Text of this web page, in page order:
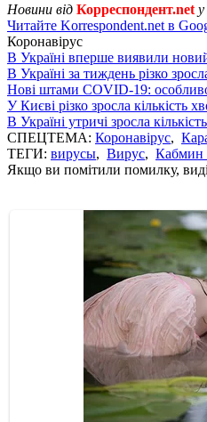
Новини від Корреспондент.net
Читайте Korrespondent.net в
Коронавірус
В Україні вперше виявили
В Україні за тиждень різко
Нові штами COVID-19:
У Києві різко зросла кількість
В Україні утричі зросла
СПЕЦТЕМА: Коронавірус,
ТЕГИ: вирусы, Вирус, Кабмин
Якщо ви помітили помилку,